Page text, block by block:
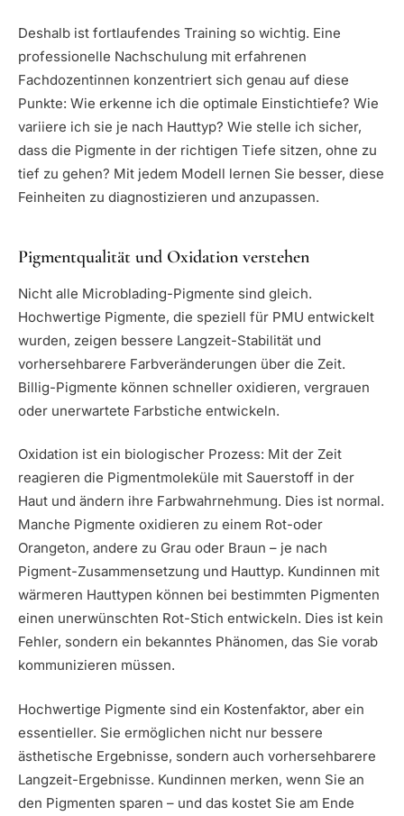
Deshalb ist fortlaufendes Training so wichtig. Eine
professionelle Nachschulung mit erfahrenen
Fachdozentinnen konzentriert sich genau auf diese
Punkte: Wie erkenne ich die optimale Einstichtiefe? Wie
variiere ich sie je nach Hauttyp? Wie stelle ich sicher,
dass die Pigmente in der richtigen Tiefe sitzen, ohne zu
tief zu gehen? Mit jedem Modell lernen Sie besser, diese
Feinheiten zu diagnostizieren und anzupassen.
Pigmentqualität und Oxidation verstehen
Nicht alle Microblading-Pigmente sind gleich.
Hochwertige Pigmente, die speziell für PMU entwickelt
wurden, zeigen bessere Langzeit-Stabilität und
vorhersehbarere Farbveränderungen über die Zeit.
Billig-Pigmente können schneller oxidieren, vergrauen
oder unerwartete Farbstiche entwickeln.
Oxidation ist ein biologischer Prozess: Mit der Zeit
reagieren die Pigmentmoleküle mit Sauerstoff in der
Haut und ändern ihre Farbwahrnehmung. Dies ist normal.
Manche Pigmente oxidieren zu einem Rot-oder
Orangeton, andere zu Grau oder Braun – je nach
Pigment-Zusammensetzung und Hauttyp. Kundinnen mit
wärmeren Hauttypen können bei bestimmten Pigmenten
einen unerwünschten Rot-Stich entwickeln. Dies ist kein
Fehler, sondern ein bekanntes Phänomen, das Sie vorab
kommunizieren müssen.
Hochwertige Pigmente sind ein Kostenfaktor, aber ein
essentieller. Sie ermöglichen nicht nur bessere
ästhetische Ergebnisse, sondern auch vorhersehbarere
Langzeit-Ergebnisse. Kundinnen merken, wenn Sie an
den Pigmenten sparen – und das kostet Sie am Ende